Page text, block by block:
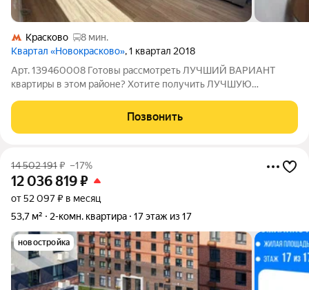
Красково
8 мин.
Квартал «Новокрасково», 1 квартал 2018
Арт. 139460008 Готовы рассмотреть ЛУЧШИЙ ВАРИАНТ
квартиры в этом районе? Хотите получить ЛУЧШУЮ
ГАРАНТИЕЙ БЕЗОПАСНОСТИ? Тогда эта КВАРТИРА ДЛЯ ВАС!
Двух комнатная квартира, расположенная по адресу:
Позвонить
14 502 191₽ –17%
12 036 819₽
от 52 097 ₽ в месяц
53,7 м²
2-комн. квартира 17 этаж из 17
новостройка